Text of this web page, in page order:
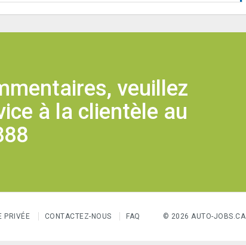
veuillez
à la clientèle au
PRIVÉE CONTACTEZ-NOUS FAQ © 2026 AUTO-JOBS.CA